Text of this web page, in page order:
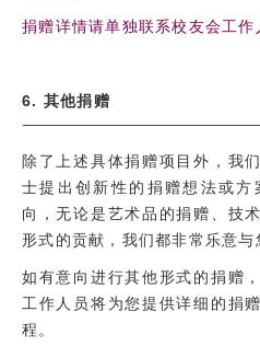
捐赠详情请单独联系校友会工作
6. 其他捐赠
除了上述具体捐赠项目外，我
士提出创新性的捐赠想法或
向，无论是艺术品的捐赠、技
形式的贡献，我们都非常乐意与
如有意向进行其他形式的捐赠
工作人员将为您提供详细的捐
程。